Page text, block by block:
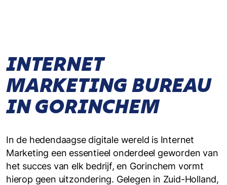
INTERNET
MARKETING BUREAU
IN GORINCHEM
In de hedendaagse digitale wereld is Internet
Marketing een essentieel onderdeel geworden van
het succes van elk bedrijf, en Gorinchem vormt
hierop geen uitzondering. Gelegen in Zuid-Holland,